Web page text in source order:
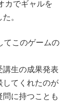
カでギャルを
。
てこのゲームの
生の成果発表
してくれたのが
に持つことも